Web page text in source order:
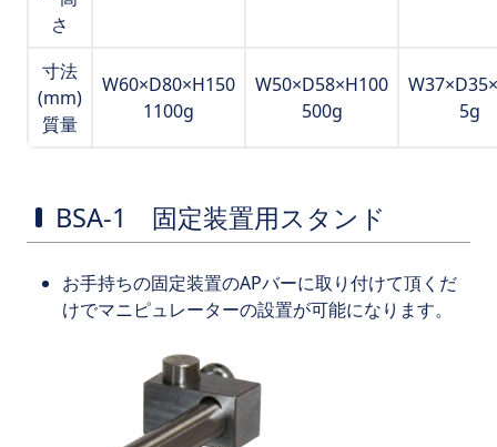
さ
寸法
(mm)
質量
W60×D80×H150
1100g
W50×D58×H100
500g
5g
BSA-1 固定装置用スタンド
お手持ちの固定装置のAPバーに取り付けて頂くだ
けでマニピュレーターの設置が可能になります。